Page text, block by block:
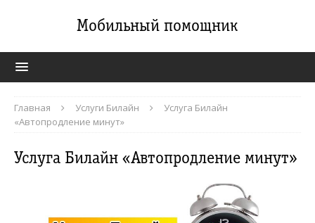
Мобильный помощник
Главная Услуги Билайн
Услуга Билайн
«Автопродление минут»
Услуга Билайн «Автопродление минут»